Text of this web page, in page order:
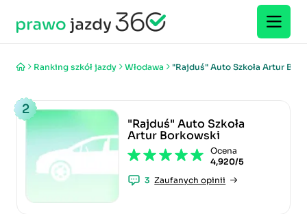
Ranking szkół jazdy Włodawa "Rajduś" Auto Szkoła Artur
2
"Rajduś" Auto Szkoła
Artur Borkowski
Ocena
4,920/5
3 Zaufanych opinii